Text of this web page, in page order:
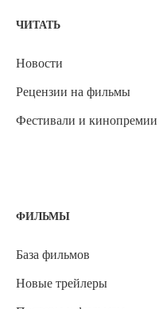
ЧИТАТЬ
Новости
Рецензии на фильмы
Фестивали и кинопремии
ФИЛЬМЫ
База фильмов
Новые трейлеры